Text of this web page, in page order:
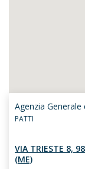
Agenzia Generale
PATTI
VIA TRIESTE 8,
(ME)